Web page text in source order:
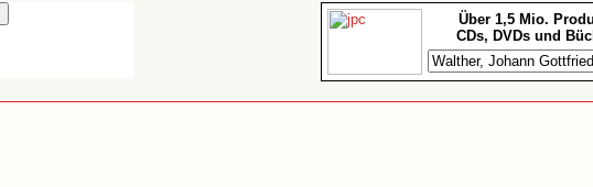
Über 1,5 Mio.
CDs, DVDs und